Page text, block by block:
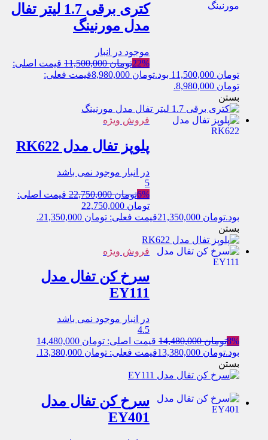
کتری برقی 1.7 لیتر تفال
مدل مورنینگ
موجود در انبار
22%تومان11,500,000
قیمت اصلی:
تومان 11,500,000 بود.
تومان
قیمت فعلی:
تومان 8,980,000.
بستن
فروش ویژه
پلوپز تفال مدل RK622
در انبار موجود نمی باشد
5
6%تومان22,750,000
قیمت اصلی:
تومان 22,750,000
بود.تومان
قیمت فعلی: تومان 21,350,000.
بستن
فروش ویژه
سرخ کن تفال مدل
EY111
در انبار موجود نمی باشد
4.5
8%تومان14,480,000
قیمت اصلی: تومان 14,480,000
بود.تومان
قیمت فعلی: تومان 13,380,000.
بستن
سرخ کن تفال مدل
EY401